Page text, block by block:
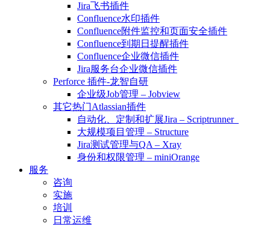
Jira飞书插件
Confluence水印插件
Confluence附件监控和页面安全插件
Confluence到期日提醒插件
Confluence企业微信插件
Jira服务台企业微信插件
Perforce 插件-龙智自研
企业级Job管理 – Jobview
其它热门Atlassian插件
自动化、定制和扩展Jira – Scriptrunner
大规模项目管理 – Structure
Jira测试管理与QA – Xray
身份和权限管理 – miniOrange
服务
咨询
实施
培训
日常运维